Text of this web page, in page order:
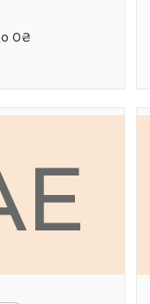
0₴